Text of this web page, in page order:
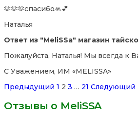
out
5
🫶🫶🫶спасибо🙏💕
Наталья
Ответ из "MeliSSa" магазин
Пожалуйста, Наталья! Мы всегда к
С Уважением, ИМ «MELISSA»
Site
Reviews
навигация
Предыдущий Страница
1 Страница
2 Страница
3 … Страница
21 Следующий
Отзывы о MeliSSA